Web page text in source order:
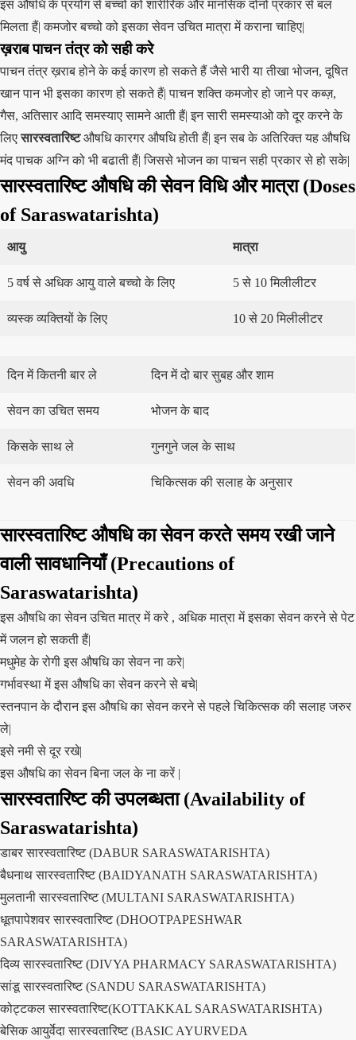
इस औषधि के प्रयोग से बच्चो को शारीरिक और मानसिक दोनों प्रकार से बल
मिलता हैं| कमजोर बच्चो को इसका सेवन उचित मात्रा में कराना चाहिए|
ख़राब पाचन तंत्र को सही करे
पाचन तंत्र ख़राब होने के कई कारण हो सकते हैं जैसे भारी या तीखा भोजन, दूषित
खान पान भी इसका कारण हो सकते हैं| पाचन शक्ति कमजोर हो जाने पर कब्ज़,
गैस, अतिसार आदि समस्याए सामने आती हैं| इन सारी समस्याओ को दूर करने के
लिएसारस्वतारिष्टऔषधि कारगर औषधि होती हैं| इन सब के अतिरिक्त यह औषधि
मंद पाचक अग्नि को भी बढाती हैं| जिससे भोजन का पाचन सही प्रकार से हो सके|
सारस्वतारिष्ट औषधि की सेवन विधि और मात्रा (Doses
of Saraswatarishta)
आयु मात्रा
5 वर्ष से अधिक आयु वाले बच्चो के लिए 5 से 10 मिलीलीटर
व्यस्क व्यक्तियों के लिए 10 से 20 मिलीलीटर
दिन में कितनी बार ले दिन में दो बार सुबह और शाम
सेवन का उचित समय भोजन के बाद
किसके साथ ले गुनगुने जल के साथ
सेवन की अवधि चिकित्सक की सलाह के अनुसार
सारस्वतारिष्ट औषधि का सेवन करते समय रखी जाने
वाली सावधानियाँ (Precautions of
Saraswatarishta)
इस औषधि का सेवन उचित मात्र में करे , अधिक मात्रा में इसका सेवन करने से पेट
में जलन हो सकती हैं|
मधुमेह के रोगी इस औषधि का सेवन ना करे|
गर्भावस्था में इस औषधि का सेवन करने से बचे|
स्तनपान के दौरान इस औषधि का सेवन करने से पहले चिकित्सक की सलाह जरुर
ले|
इसे नमी से दूर रखे|
इस औषधि का सेवन बिना जल के ना करें |
सारस्वतारिष्ट की उपलब्धता (Availability of
Saraswatarishta)
डाबर सारस्वतारिष्ट (DABUR SARASWATARISHTA)
बैधनाथ सारस्वतारिष्ट (BAIDYANATH SARASWATARISHTA)
मुलतानी सारस्वतारिष्ट (MULTANI SARASWATARISHTA)
धूतपापेशवर सारस्वतारिष्ट (DHOOTPAPESHWAR
SARASWATARISHTA)
दिव्य सारस्वतारिष्ट(DIVYA PHARMACY SARASWATARISHTA)
सांडू सारस्वतारिष्ट (SANDU SARASWATARISHTA)
कोट्टकल सारस्वतारिष्ट(KOTTAKKAL SARASWATARISHTA)
बेसिक आयुर्वेदा सारस्वतारिष्ट (BASIC AYURVEDA